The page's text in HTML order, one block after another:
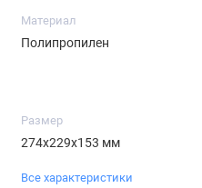
Материал
Полипропилен
Размер
274х229х153 мм
Все характеристики